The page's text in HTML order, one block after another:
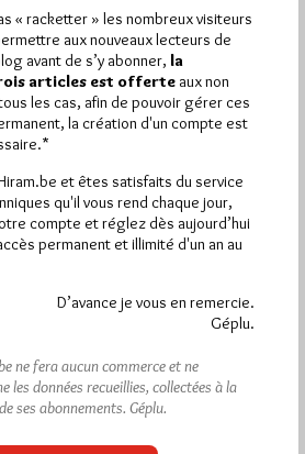
Maçonnique Suisse est "une
se consacre à approfondir l’origine,
0 commentaire
Hiram.be a reçu1 672 visiteset
lues (Source : Pirsch.io)
sont les articles les plus lus du blog ?
« racketter » les nombreux visiteurs
aux nouveaux lecteurs de
avant de s’y abonner, la
articles est offerte aux non
les cas, afin de pouvoir gérer ces
la création d'un compte est
et êtes satisfaits du service
qu'il vous rend chaque jour,
compte et réglez dès aujourd’hui
permanent et illimité d'un an au
D’avance je vous en remercie.
Géplu.
ne fera aucun commerce et ne
les données recueillies, collectées à la
ses abonnements. Géplu.